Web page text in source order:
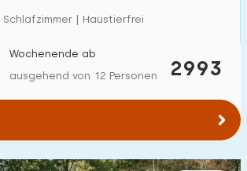
Mobilität
Schlafzimmer | Haustierfrei
2993
Wochenende ab
ausgehend von 12 Personen